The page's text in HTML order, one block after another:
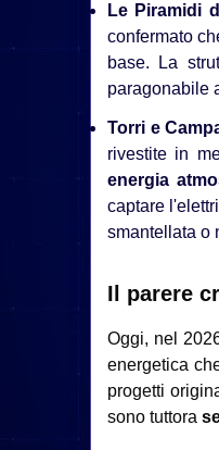
Le Piramidi
confermato
base. La
paragonabile
Torri e
rivestite in
energia
captare
smantellata o
Il parere
Oggi, nel
energetica
progetti
sono tuttora